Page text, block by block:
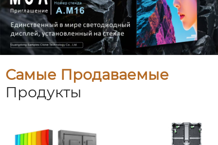
Самые Продаваемые
Продукты